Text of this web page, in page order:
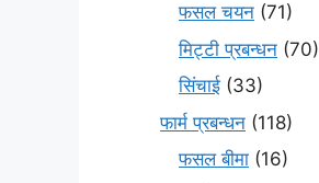
फसल चयन (71)
मि‌ट्टी प्रबन्धन (70)
सिंचाई (33)
फार्म प्रबन्धन (118)
फसल बीमा (16)